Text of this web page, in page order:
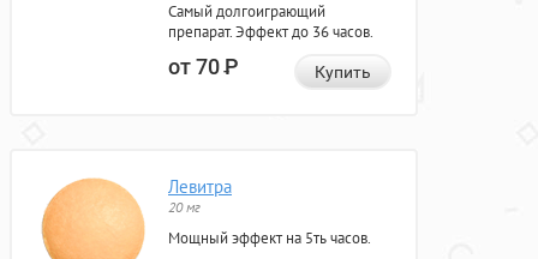
Самый долгоиграющий
препарат. Эффект до 36 часов.
от 70Р Купить
Левитра
20 мг
Мощный эффект на 5ть часов.